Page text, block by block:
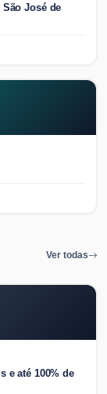
José de
Ver todas
e até 100% de